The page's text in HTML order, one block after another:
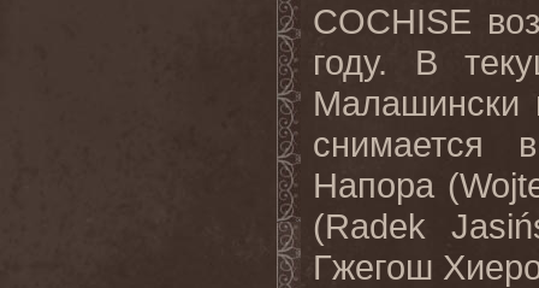
COCHISE
году. В
Малашински
снимается
Напора
(Radek
Гжегош